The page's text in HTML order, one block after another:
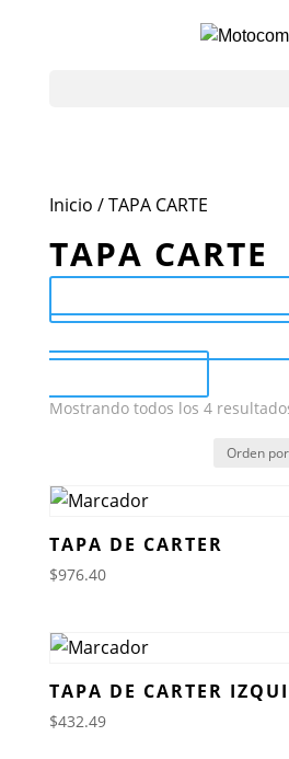
Inicio / TAPA CARTE
TAPA CARTE
Mostrando todos los 4
TAPA DE CARTER
$976.40
TAPA DE CARTER
$432.49